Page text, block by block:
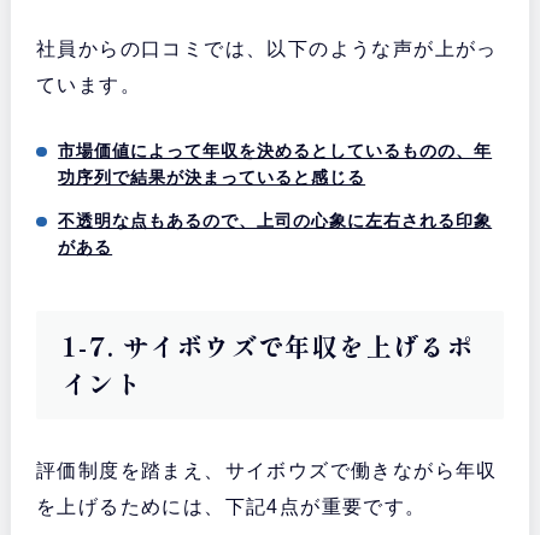
社員からの口コミでは、以下のような声が上がっ
ています。
市場価値によって年収を決めるとしているものの、年
功序列で結果が決まっていると感じる
不透明な点もあるので、上司の心象に左右される印象
がある
1-7. サイボウズで年収を上げるポ
イント
評価制度を踏まえ、サイボウズで働きながら年収
を上げるためには、下記4点が重要です。